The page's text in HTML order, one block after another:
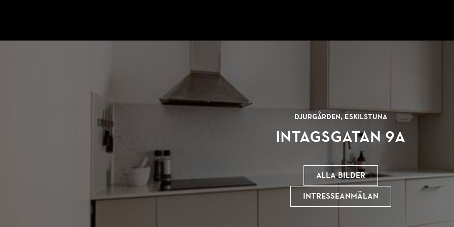
Djurgården, Eskilstuna
Intagsgatan 9A
Alla bilder
Intresseanmälan